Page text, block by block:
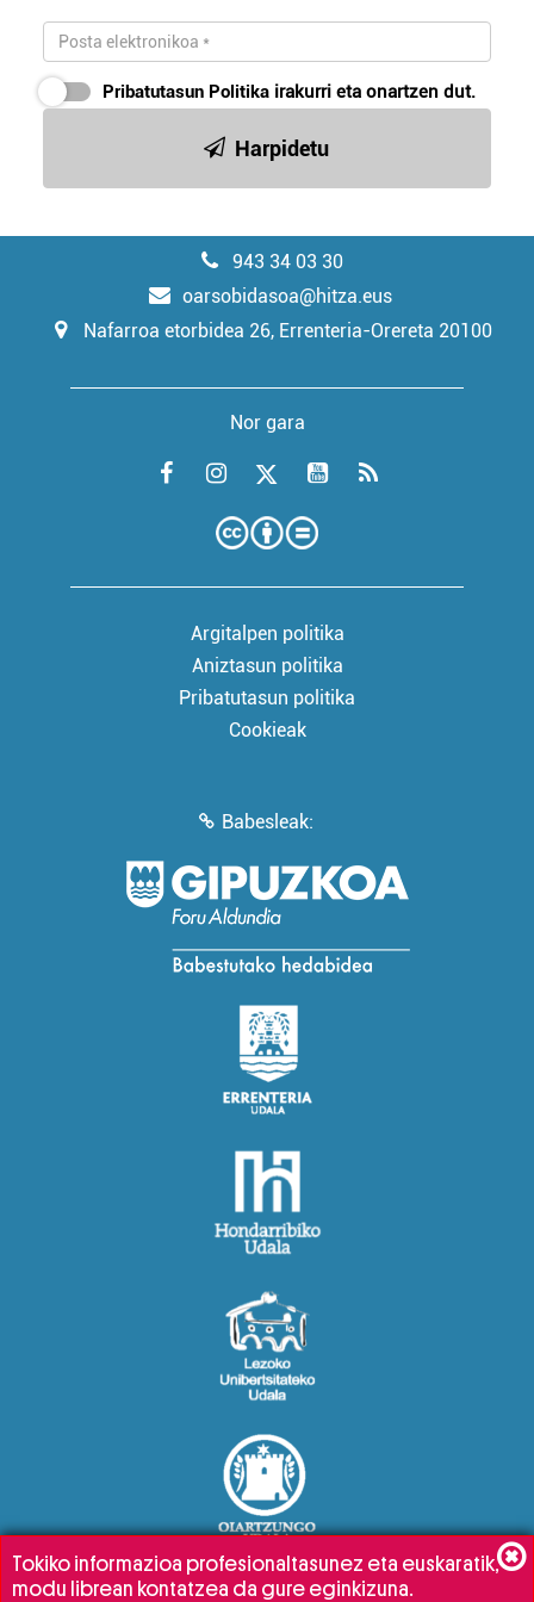
Pribatutasun Politika irakurri eta onartzen dut.
Harpidetu
943 34 03 30
oarsobidasoa@hitza.eus
Nafarroa etorbidea 26, Errenteria-Orereta 20100
Nor gara
Argitalpen politika
Aniztasun politika
Pribatutasun politika
Cookieak
Babesleak:
Tokiko informazioa profesionaltasunez eta euskaratik,
modu librean kontatzea da gure eginkizuna.